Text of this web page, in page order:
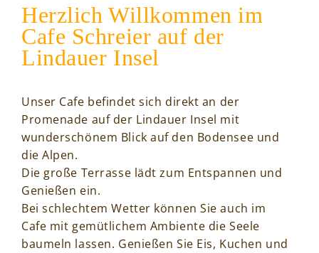
Herzlich Willkommen im
Cafe Schreier auf der
Lindauer Insel
Unser Cafe befindet sich direkt an der
Promenade auf der Lindauer Insel mit
wunderschönem Blick auf den Bodensee und
die Alpen.
Die große Terrasse lädt zum Entspannen und
Genießen ein.
Bei schlechtem Wetter können Sie auch im
Cafe mit gemütlichem Ambiente die Seele
baumeln lassen. Genießen Sie Eis, Kuchen und